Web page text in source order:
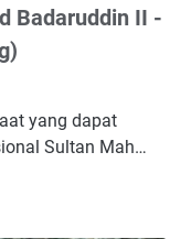
Badaruddin II -
yang dapat
Sultan Mah…